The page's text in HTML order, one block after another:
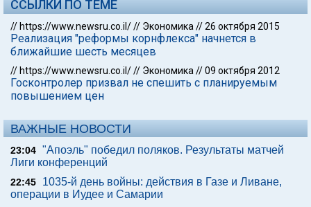
ССЫЛКИ ПО ТЕМЕ
// https://www.newsru.co.il/// Экономика //26 октября 2015
Реализация "реформы корнфлекса" начнется в
ближайшие шесть месяцев
// https://www.newsru.co.il/// Экономика //09 октября 2012
Госконтролер призвал не спешить с планируемым
повышением цен
ВАЖНЫЕ НОВОСТИ
23:04 "Апоэль" победил поляков. Результаты матчей
Лиги конференций
22:45
1035-й день войны: действия в Газе и Ливане,
операции в Иудее и Самарии